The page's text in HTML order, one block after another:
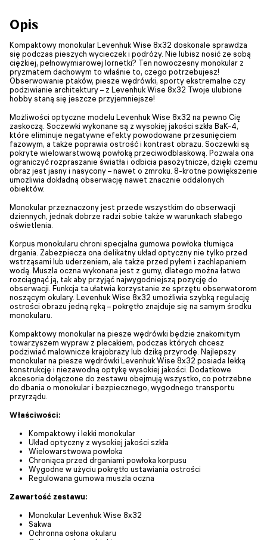
Opis
Kompaktowy monokular Levenhuk Wise 8x32 doskonale sprawdza
się podczas pieszych wycieczek i podróży. Nie lubisz nosić ze sobą
ciężkiej, pełnowymiarowej lornetki? Ten nowoczesny monokular z
pryzmatem dachowym to właśnie to, czego potrzebujesz!
Obserwowanie ptaków, piesze wędrówki, sporty ekstremalne czy
podziwianie architektury – z Levenhuk Wise 8x32 Twoje ulubione
hobby staną się jeszcze przyjemniejsze!
Możliwości optyczne modelu Levenhuk Wise 8x32 na pewno Cię
zaskoczą. Soczewki wykonane są z wysokiej jakości szkła BaK-4,
które eliminuje negatywne efekty powodowane przesunięciem
fazowym, a także poprawia ostrość i kontrast obrazu. Soczewki są
pokryte wielowarstwową powłoką przeciwodblaskową. Pozwala ona
ograniczyć rozpraszanie światła i odbicia pasożytnicze, dzięki czemu
obraz jest jasny i nasycony – nawet o zmroku. 8-krotne powiększenie
umożliwia dokładną obserwację nawet znacznie oddalonych
obiektów.
Monokular przeznaczony jest przede wszystkim do obserwacji
dziennych, jednak dobrze radzi sobie także w warunkach słabego
oświetlenia.
Korpus monokularu chroni specjalna gumowa powłoka tłumiąca
drgania. Zabezpiecza ona delikatny układ optyczny nie tylko przed
wstrząsami lub uderzeniem, ale także przed pyłem i zachlapaniem
wodą. Muszla oczna wykonana jest z gumy, dlatego można łatwo
rozciągnąć ją, tak aby przyjąć najwygodniejszą pozycję do
obserwacji. Funkcja ta ułatwia korzystanie ze sprzętu obserwatorom
noszącym okulary. Levenhuk Wise 8x32 umożliwia szybką regulację
ostrości obrazu jedną ręką – pokrętło znajduje się na samym środku
monokularu.
Kompaktowy monokular na piesze wędrówki będzie znakomitym
towarzyszem wypraw z plecakiem, podczas których chcesz
podziwiać malownicze krajobrazy lub dziką przyrodę. Najlepszy
monokular na piesze wędrówki Levenhuk Wise 8x32 posiada lekką
konstrukcję i niezawodną optykę wysokiej jakości. Dodatkowe
akcesoria dołączone do zestawu obejmują wszystko, co potrzebne
do dbania o monokular i bezpiecznego, wygodnego transportu
przyrządu.
Właściwości:
Kompaktowy i lekki monokular
Układ optyczny z wysokiej jakości szkła
Wielowarstwowa powłoka
Chroniąca przed drganiami powłoka korpusu
Wygodne w użyciu pokrętło ustawiania ostrości
Regulowana gumowa muszla oczna
Zawartość zestawu:
Monokular Levenhuk Wise 8x32
Sakwa
Ochronna osłona okularu